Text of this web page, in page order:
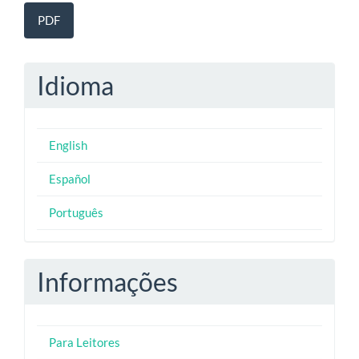
PDF
Idioma
English
Español
Português
Informações
Para Leitores